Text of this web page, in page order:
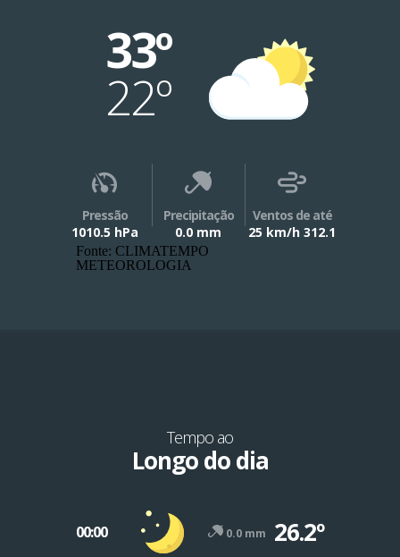
33º
22º
Pressão
1010.5 hPa
Precipitação
0.0 mm
Ventos de até
25 km/h 312.1
Fonte: CLIMATEMPO
METEOROLOGIA
Tempo ao
Longo do dia
00:00 0.0 mm 26.2º